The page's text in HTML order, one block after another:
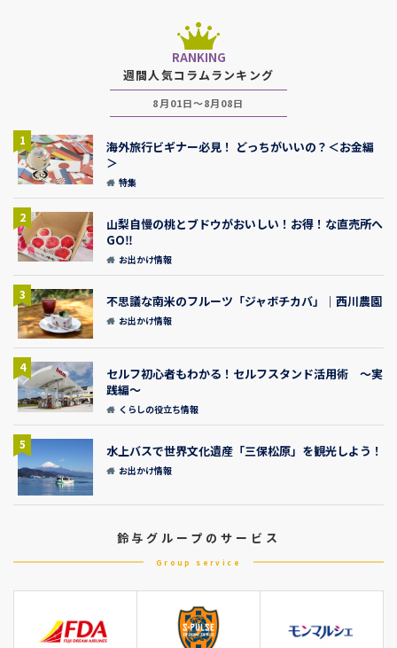
RANKING
週間人気コラムランキング
8月01日～8月08日
1
海外旅行ビギナー必見！ どっちがいいの？＜お金編
＞
特集
2
山梨自慢の桃とブドウがおいしい！お得！な直売所へ
GO‼
お出かけ情報
3 不思議な南米のフルーツ「ジャボチカバ」｜西川農園
お出かけ情報
4
セルフ初心者もわかる！セルフスタンド活用術 ～実
践編～
くらしの役立ち情報
5 水上バスで世界文化遺産「三保松原」を観光しよう！
お出かけ情報
鈴与グループのサービス
Group service